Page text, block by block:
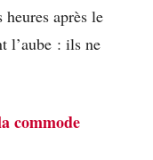
après le
l’aube : ils ne
commode